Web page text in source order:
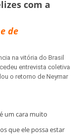
com a
de
na vitória do Brasil
entrevista coletiva
o retorno de Neymar
um cara muito
que ele possa estar